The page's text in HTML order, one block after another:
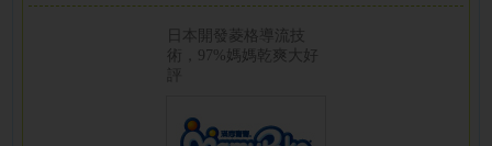
日本開發菱格導流技
術，97%媽媽乾爽大好
評